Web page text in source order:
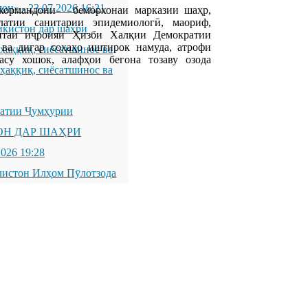
-23.07.2026 16:21
дар шаҳри
сиёсатшинос ва
сиёсатшинос ва
Ҷумҳурии
ДАР ШАҲРИ
19:28
Илҳом Пӯлотзода
беморхонаи марказии шаҳр,
санитарии эпидемиологӣ, маориф,
иҷроияи Ҳизби Халқии Демократии
дигар соҳаҳо иштирок намуда, атрофи
хошок, алафҳои бегона тозаву озода